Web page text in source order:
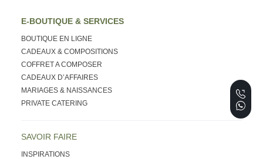
E-BOUTIQUE & SERVICES
BOUTIQUE EN LIGNE
CADEAUX & COMPOSITIONS
COFFRET A COMPOSER
CADEAUX D’AFFAIRES
MARIAGES & NAISSANCES
PRIVATE CATERING
SAVOIR FAIRE
INSPIRATIONS